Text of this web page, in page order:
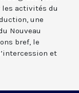
les activités du
une
Nouveau
bref, le
et